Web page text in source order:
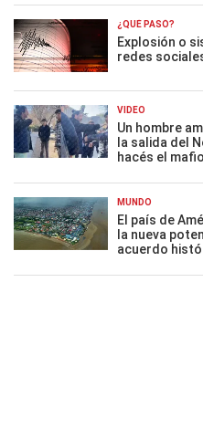
¿QUÉ PASÓ?
Explosión o
redes
VIDEO
Un hombre
la salida del
hacés el
MUNDO
El país de
la nueva
acuerdo